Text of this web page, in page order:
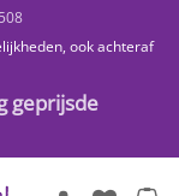
ook achteraf
geprijsde